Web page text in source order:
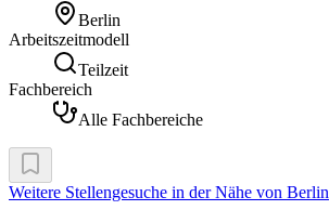
Berlin
Arbeitszeitmodell
Teilzeit
Fachbereich
Alle Fachbereiche
Weitere Stellengesuche in der Nähe von Berlin